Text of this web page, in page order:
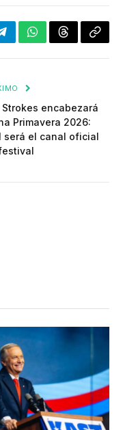
TelegramWhatsApp
Threads
Strokes encabezará
Primavera 2026:
será el canal oficial